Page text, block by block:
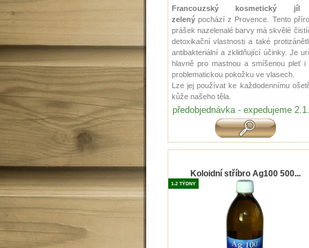
Francouzský kosmetický
zelenýpochází z Provence. Tento
prášek nazelenalé barvy má skvělé
detoxikační vlastnosti a také
antibakteriální a zklidňující účinky. Je
hlavně pro mastnou a smíšenou pleť i
problematickou pokožku ve vlasech.
Lze jej používat ke každodennímu
kůže našeho těla.
předobjednávka - expedujeme
Koloidní stříbro Ag100 500...
1-2 TÝDNY